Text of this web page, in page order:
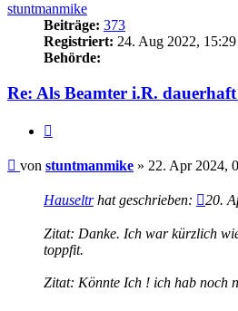
stuntmanmike
Beiträge: 373
Registriert: 24. Aug 2022, 15:29
Behörde:
Re: Als Beamter i.R.
Beitrag
von stuntmanmike » 22. Apr 2024,
Hauseltrhat geschrieben: 20.
Zitat: Danke. Ich war kürzlich
toppfit.
Zitat: Könnte Ich ! ich hab noch